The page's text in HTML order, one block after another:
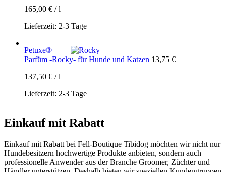
165,00 € /l
Lieferzeit: 2-3 Tage
Petuxe®
Parfüm -Rocky- für Hunde und Katzen 13,75 €
137,50 € /l
Lieferzeit: 2-3 Tage
Einkauf mit Rabatt
Einkauf mit Rabatt bei Fell-Boutique Tibidog möchten wir nicht nur
Hundebesitzern hochwertige Produkte anbieten, sondern auch
professionelle Anwender aus der Branche Groomer, Züchter und